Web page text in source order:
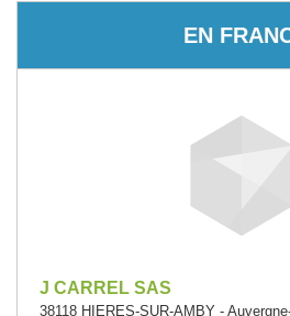
EN
J CARREL SAS
38118 HIERES-SUR-AMBY -